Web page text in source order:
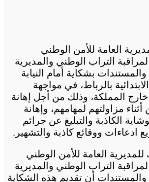
العامة للأمن الوطني
لمراقبة التراب الوطني والمديرية
بشكاية أمام النيابة
بالرباط، في مواجهة
المملكة، وذلك من أجل إهانة
مزاولتهم لمهامهم، وإهانة
الكاذبة والتبليغ عن جرائم
ادعاءات ووقائع كاذبة والتشهير.
العامة للأمن الوطني
لمراقبة التراب الوطني والمديرية
والمستندات أن تقديم هذه الشكاية